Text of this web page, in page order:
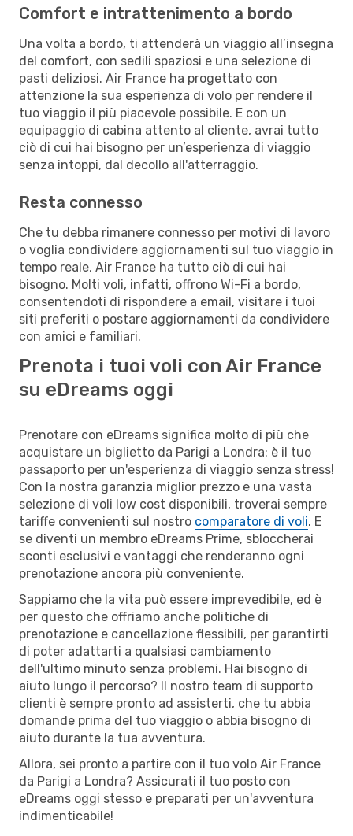
Comfort e intrattenimento a bordo
Una volta a bordo, ti attenderà un viaggio all’insegna
del comfort, con sedili spaziosi e una selezione di
pasti deliziosi. Air France ha progettato con
attenzione la sua esperienza di volo per rendere il
tuo viaggio il più piacevole possibile. E con un
equipaggio di cabina attento al cliente, avrai tutto
ciò di cui hai bisogno per un’esperienza di viaggio
senza intoppi, dal decollo all'atterraggio.
Resta connesso
Che tu debba rimanere connesso per motivi di lavoro
o voglia condividere aggiornamenti sul tuo viaggio in
tempo reale, Air France ha tutto ciò di cui hai
bisogno. Molti voli, infatti, offrono Wi-Fi a bordo,
consentendoti di rispondere a email, visitare i tuoi
siti preferiti o postare aggiornamenti da condividere
con amici e familiari.
Prenota i tuoi voli con Air France
su eDreams oggi
Prenotare con eDreams significa molto di più che
acquistare un biglietto da Parigi a Londra: è il tuo
passaporto per un'esperienza di viaggio senza stress!
Con la nostra garanzia miglior prezzo e una vasta
selezione di voli low cost disponibili, troverai sempre
tariffe convenienti sul nostro comparatore di voli. E
se diventi un membro eDreams Prime, sbloccherai
sconti esclusivi e vantaggi che renderanno ogni
prenotazione ancora più conveniente.
Sappiamo che la vita può essere imprevedibile, ed è
per questo che offriamo anche politiche di
prenotazione e cancellazione flessibili, per garantirti
di poter adattarti a qualsiasi cambiamento
dell'ultimo minuto senza problemi. Hai bisogno di
aiuto lungo il percorso? Il nostro team di supporto
clienti è sempre pronto ad assisterti, che tu abbia
domande prima del tuo viaggio o abbia bisogno di
aiuto durante la tua avventura.
Allora, sei pronto a partire con il tuo volo Air France
da Parigi a Londra? Assicurati il tuo posto con
eDreams oggi stesso e preparati per un'avventura
indimenticabile!